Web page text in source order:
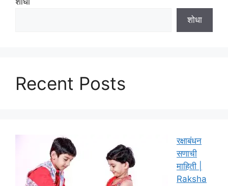
शोधा
Recent Posts
रक्षाबंधन
सणाची
माहिती |
Raksha